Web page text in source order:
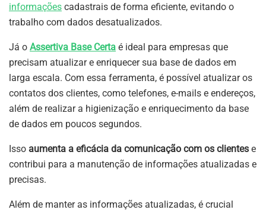
informações cadastrais de forma eficiente, evitando o
trabalho com dados desatualizados.
Já o Assertiva Base Certa é ideal para empresas que
precisam atualizar e enriquecer sua base de dados em
larga escala. Com essa ferramenta, é possível atualizar os
contatos dos clientes, como telefones, e-mails e endereços,
além de realizar a higienização e enriquecimento da base
de dados em poucos segundos.
Isso aumenta a eficácia da comunicação com os clientes e
contribui para a manutenção de informações atualizadas e
precisas.
Além de manter as informações atualizadas, é crucial